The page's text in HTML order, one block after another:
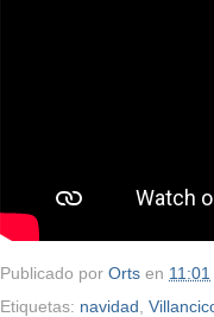
Publicado por Orts en 11:01
Etiquetas: navidad